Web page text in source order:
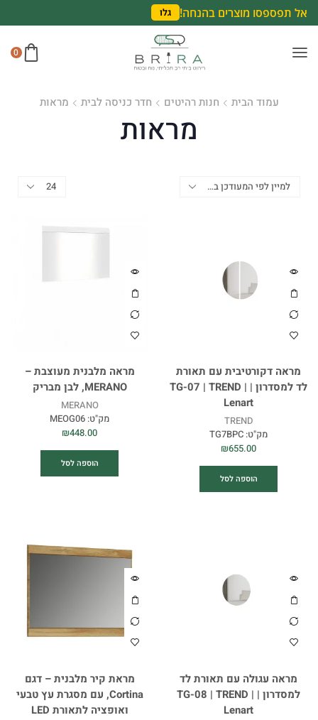
אל תפספסו מוצרים בהנחה! גלו
0
עמוד הבית חנות רהיטים חדר כניסה לבית מראות
מראות
מראה דקורטיבית עם תאורת
לד למסדרון | TG-07 | TREND |
Lenart
TREND
מק"ט: TG7BPC
₪655.00
הוספה לסל
מראה מלבנית מעוצבת –
MERANO, לבן מבריק
MERANO
מק"ט: MEOG06
₪448.00
הוספה לסל
מראה עגולה עם תאורת לד
למסדרון | TG-08 | TREND |
Lenart
מראת קיר מלבנית – דגם
Cortina, עם מסגרת עץ טבעי
ואופציה לתאורת LED